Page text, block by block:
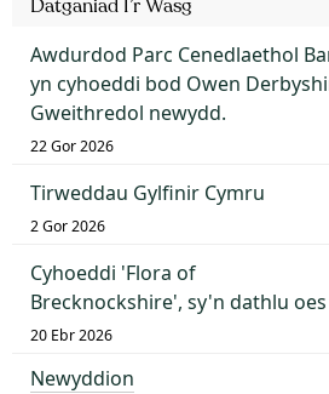
Datganiad I’r Wasg
Awdurdod Parc Cenedlaethol
yn cyhoeddi bod Owen
Gweithredol newydd.
22 Gor 2026
Tirweddau Gylfinir Cymru
2 Gor 2026
Cyhoeddi 'Flora of
Brecknockshire', sy'n dathlu
20 Ebr 2026
Newyddion